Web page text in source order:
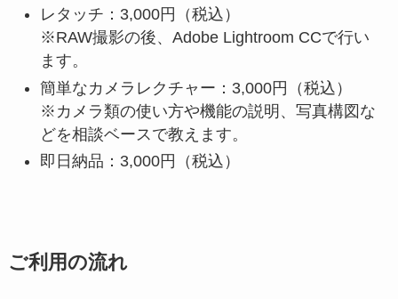
レタッチ：3,000円（税込）
※RAW撮影の後、Adobe Lightroom CCで行い
ます。
簡単なカメラレクチャー：3,000円（税込）
※カメラ類の使い方や機能の説明、写真構図な
どを相談ベースで教えます。
即日納品：3,000円（税込）
ご利用の流れ